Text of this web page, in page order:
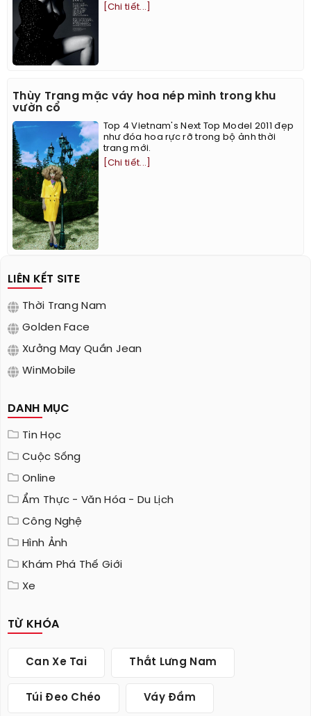
[Chi tiết...]
Thùy Trang mặc váy hoa nép mình trong khu
vườn cổ
Top 4 Vietnam's Next Top Model 2011 đẹp
như đóa hoa rực rỡ trong bộ ảnh thời
trang mới.
[Chi tiết...]
LIÊN KẾT SITE
Thời Trang Nam
Golden Face
Xưởng May Quần Jean
WinMobile
DANH MỤC
Tin Học
Cuộc Sống
Online
Ẩm Thực - Văn Hóa - Du Lịch
Công Nghệ
Hình Ảnh
Khám Phá Thế Giới
Xe
TỪ KHÓA
Can Xe Tai Thắt Lưng Nam
Túi Đeo Chéo Váy Đầm